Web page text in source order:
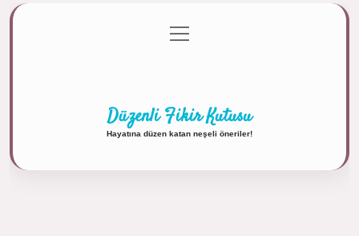
Gizlilik Politikası
menüyü
aç
Düzenli Fikir Kutusu
Hayatına düzen katan neşeli öneriler!